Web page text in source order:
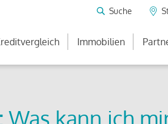
Suche
Immobilien
Was kann ich